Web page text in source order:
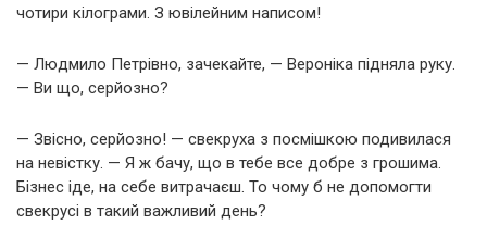
чотири кілограми. З ювілейним написом!
— Людмило Петрівно, зачекайте, — Вероніка підняла руку.
— Ви що, серйозно?
— Звісно, серйозно! — свекруха з посмішкою подивилася
на невістку. — Я ж бачу, що в тебе все добре з грошима.
Бізнес іде, на себе витрачаєш. То чому б не допомогти
свекрусі в такий важливий день?